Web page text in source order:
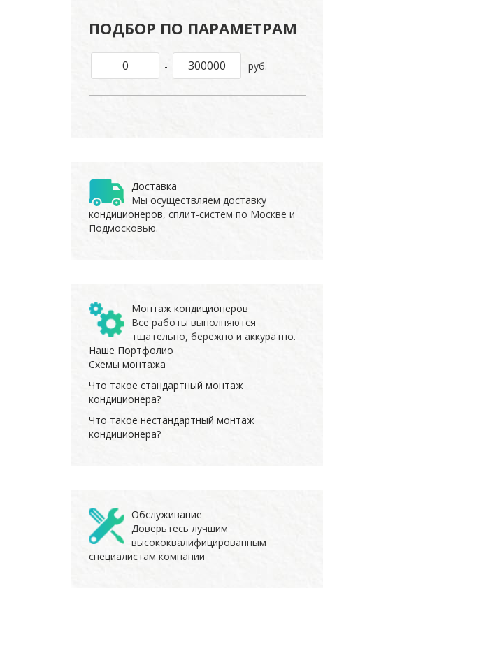
ПОДБОР ПО ПАРАМЕТРАМ
- руб.
Доставка
Мы осуществляем доставку
кондиционеров, сплит-систем по Москве и
Подмосковью.
Монтаж кондиционеров
Все работы выполняются
тщательно, бережно и аккуратно.
Наше Портфолио
Схемы монтажа
Что такое стандартный монтаж
кондиционера?
Что такое нестандартный монтаж
кондиционера?
Обслуживание
Доверьтесь лучшим
высококвалифицированным
специалистам компании